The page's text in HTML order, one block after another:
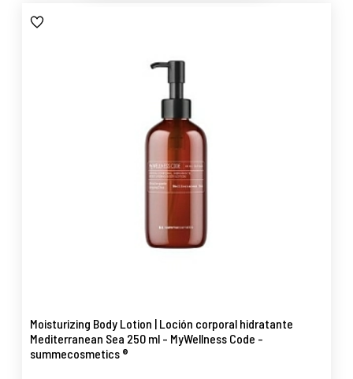
Moisturizing Body Lotion | Loción corporal hidratante
Mediterranean Sea 250 ml - MyWellness Code -
summecosmetics ®